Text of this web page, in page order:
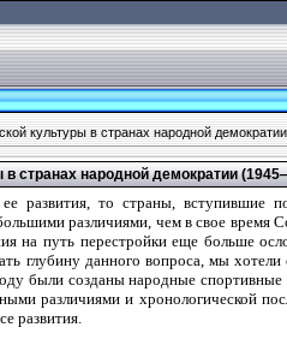
культуры в странах народной
странах народной демократии
развития, то страны, вступившие
различиями, чем в свое время
на путь перестройки еще больше
глубину данного вопроса, мы
были созданы народные спортивные
различиями и хронологической
развития.